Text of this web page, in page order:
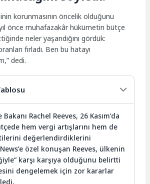
korunmasının öncelik olduğunu
önce muhafazakâr hükümetin bütçe
neler yaşandığını gördük:
fırladı. Ben bu hatayı
dedi.
Rachel Reeves, 26 Kasım’da
hem vergi artışlarını hem de
değerlendirdiklerini
özel konuşan Reeves, ülkenin
karşı karşıya olduğunu belirtti
dengelemek için zor kararlar